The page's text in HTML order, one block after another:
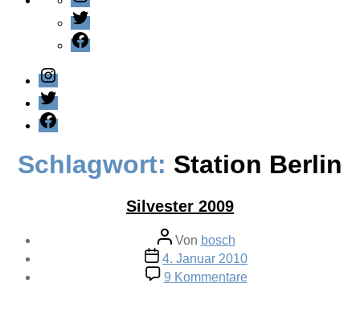
Twitter
Facebook
Instagram
Twitter
Facebook
Schlagwort: Station Berlin
Silvester 2009
Beitragsautor
Von bosch
Veröffentlichungsdatum
4. Januar 2010
9 Kommentarezu
Silvester